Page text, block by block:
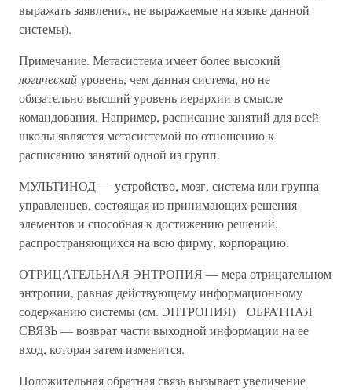
выражать заявления, не выражаемые на языке данной
системы).
Примечание. Метасистема имеет более высокий
логическийуровень, чем данная система, но не
обязательно высший уровень иерархии в смысле
командования. Например, расписание занятий для всей
школы является метасистемой по отношению к
расписанию занятий одной из групп.
МУЛЬТИНОД — устройство, мозг, система или группа
управленцев, состоящая из принимающих решения
элементов и способная к достижению решений,
распространяющихся на всю фирму, корпорацию.
ОТРИЦАТЕЛЬНАЯ ЭНТРОПИЯ — мера отрицательном
энтропии, равная действующему информационному
содержанию системы (см. ЭНТРОПИЯ) ОБРАТНАЯ
СВЯЗЬ — возврат части выходной информации на ее
вход, которая затем изменится.
Положительная обратная связь вызывает увеличение